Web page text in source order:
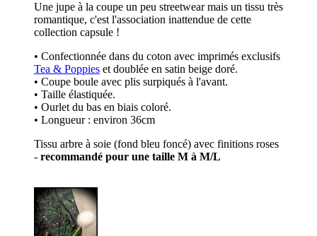
Une jupe à la coupe un peu streetwear mais un tissu très
romantique, c'est l'association inattendue de cette
collection capsule !
• Confectionnée dans du coton avec imprimés exclusifs
Tea & Poppies et doublée en satin beige doré.
• Coupe boule avec plis surpiqués à l'avant.
• Taille élastiquée.
• Ourlet du bas en biais coloré.
• Longueur : environ 36cm
Tissu arbre à soie (fond bleu foncé) avec finitions roses
- recommandé pour une taille M à M/L